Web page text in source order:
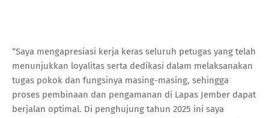
“Saya mengapresiasi kerja keras seluruh petugas yang telah
menunjukkan loyalitas serta dedikasi dalam melaksanakan
tugas pokok dan fungsinya masing-masing, sehingga
proses pembinaan dan pengamanan di Lapas Jember dapat
berjalan optimal. Di penghujung tahun 2025 ini saya